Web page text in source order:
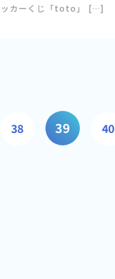
ッカーくじ「toto」 […]
38 39 40